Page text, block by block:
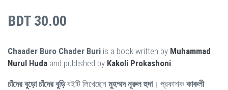
BDT 30.00
Chaader Buro Chader Buri is a book written by Muhammad
Nurul Huda and published by Kakoli Prokashoni
চাঁদের বুড়ো চাঁদের বুড়িবইটি লিখেছেন মুহম্মদ নূরুল হুদা। প্রকাশক কাকলী